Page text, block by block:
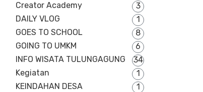
Creator Academy
3
DAILY VLOG
1
GOES TO SCHOOL
8
GOING TO UMKM
6
INFO WISATA TULUNGAGUNG
34
Kegiatan
1
KEINDAHAN DESA
1